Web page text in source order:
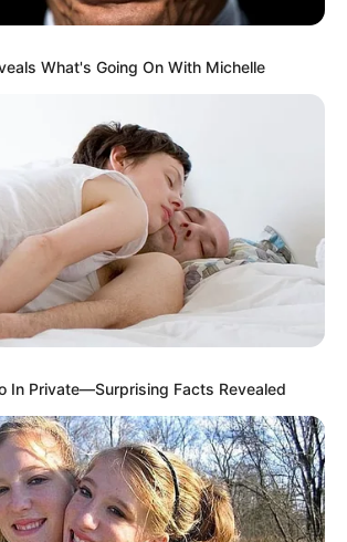
What's Going On With Michelle
In Private—Surprising Facts Revealed